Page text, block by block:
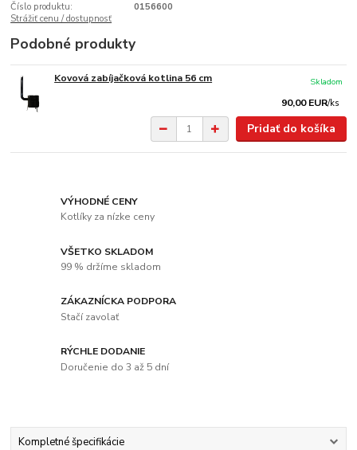
Číslo produktu:
0156600
Strážiť cenu / dostupnosť
Podobné produkty
Kovová zabíjačková kotlina 56 cm
90,00 EUR/ks
Skladom
Pridať do košíka
VÝHODNÉ CENY
Kotlíky za nízke ceny
VŠETKO SKLADOM
99 % držíme skladom
ZÁKAZNÍCKA PODPORA
Stačí zavolať
RÝCHLE DODANIE
Doručenie do 3 až 5 dní
Kompletné špecifikácie